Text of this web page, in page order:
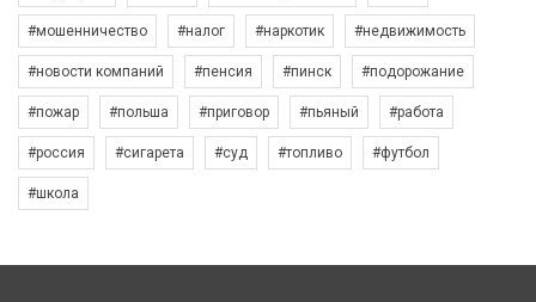
#мошенничество #налог #наркотик #недвижимость
#новости компаний #пенсия #пинск #подорожание
#пожар #польша #приговор #пьяный #работа
#россия #сигарета #суд #топливо #футбол
#школа